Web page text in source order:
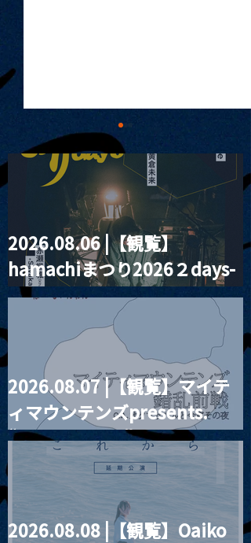
MoonRomantic
Channel1周年記念Live
2026.08.06 |【観覧】
hamachiまつり2026２days-
月見ル君想フ編②
2026.08.07 |【観覧】マイテ
ィマウンテンズpresents.
“HALL-IN-ONE”
2026.08.08 |【観覧】Oaiko